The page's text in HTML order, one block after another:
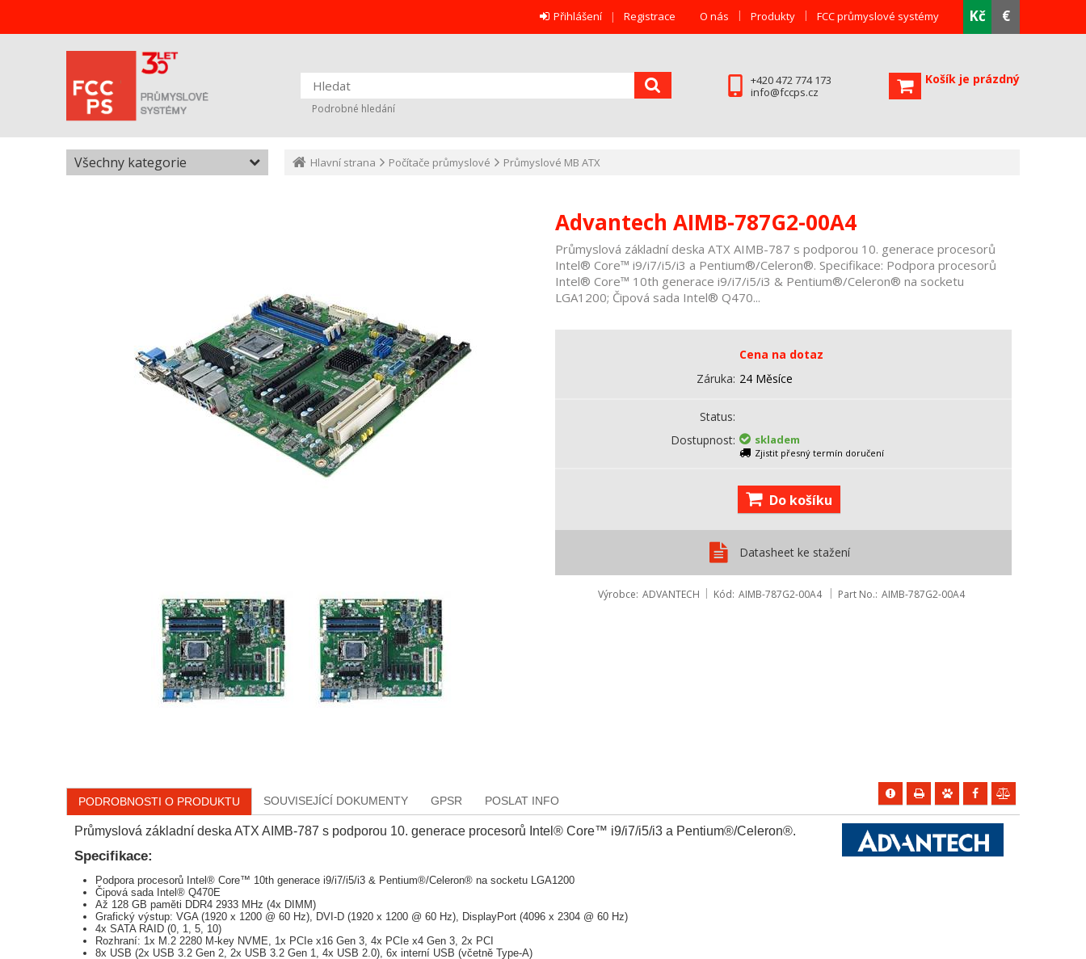
Kč €
O nás Produkty FCC průmyslové systémy
Přihlášení Registrace
Košík je prázdný
+420 472 774 173
info@fccps.cz
Podrobné hledání
Všechny kategorie Hlavní strana Počítače průmyslové Průmyslové MB ATX
Advantech AIMB-787G2-00A4
Průmyslová základní deska ATX AIMB-787 s podporou 10. generace procesorů
Intel® Core™ i9/i7/i5/i3 a Pentium®/Celeron®. Specifikace: Podpora procesorů
Intel® Core™ 10th generace i9/i7/i5/i3 & Pentium®/Celeron® na socketu
LGA1200; Čipová sada Intel® Q470...
Cena na dotaz
Záruka 24 Měsíce
Status
Dostupnost
skladem
Zjistit přesný termín doručení
Do košíku
Datasheet ke stažení
Výrobce ADVANTECH Kód AIMB-787G2-00A4 Part No. AIMB-787G2-00A4
PODROBNOSTI O PRODUKTU SOUVISEJÍCÍ DOKUMENTY GPSR POSLAT INFO
Průmyslová základní deska ATX AIMB-787 s podporou 10. generace procesorů Intel® Core™ i9/i7/i5/i3 a Pentium®/Celeron®.
Specifikace:
Podpora procesorů Intel® Core™ 10th generace i9/i7/i5/i3 & Pentium®/Celeron® na socketu LGA1200
Čipová sada Intel® Q470E
Až 128 GB paměti DDR4 2933 MHz (4x DIMM)
Grafický výstup: VGA (1920 x 1200 @ 60 Hz), DVI-D (1920 x 1200 @ 60 Hz), DisplayPort (4096 x 2304 @ 60 Hz)
4x SATA RAID (0, 1, 5, 10)
Rozhraní: 1x M.2 2280 M-key NVME, 1x PCIe x16 Gen 3, 4x PCIe x4 Gen 3, 2x PCI
8x USB (2x USB 3.2 Gen 2, 2x USB 3.2 Gen 1, 4x USB 2.0), 6x interní USB (včetně Type-A)